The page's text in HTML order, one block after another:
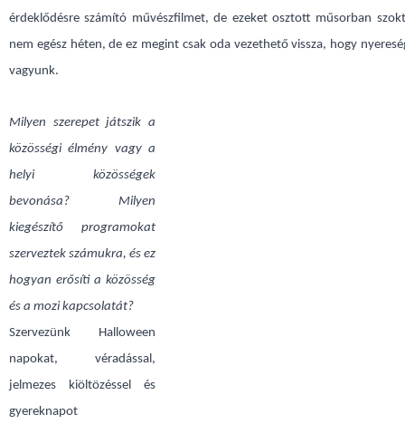
érdeklődésre számító művészfilmet, de ezeket osztott műsorban
nem egész héten, de ez megint csak oda vezethető vissza, hogy
vagyunk.
Milyen szerepet játszik a
közösségi élmény vagy a
helyi közösségek
bevonása? Milyen
kiegészítő programokat
szerveztek számukra, és ez
hogyan erősíti a közösség
és a mozi kapcsolatát?
Szervezünk Halloween
napokat, véradással,
jelmezes kiöltözéssel és
gyereknapot